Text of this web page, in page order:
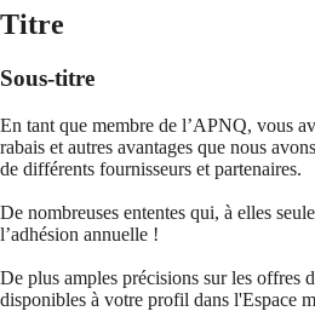
Titre
Sous-titre
En tant que membre de l’APNQ, vous
rabais et autres avantages que nous
de différents fournisseurs et partenaires.
De nombreuses ententes qui, à elles
l’adhésion annuelle !
De plus amples précisions sur les offres
disponibles à votre profil dans l'Espace